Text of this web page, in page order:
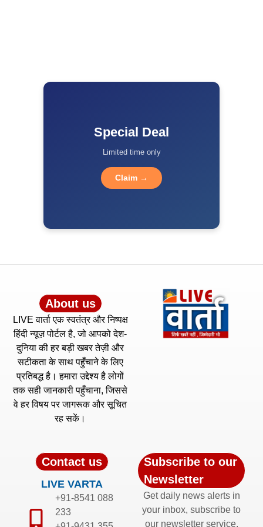
Special Deal
Limited time only
Claim →
About us
LIVE वार्ता एक स्वतंत्र और निष्पक्ष
हिंदी न्यूज़ पोर्टल है, जो आपको देश-
दुनिया की हर बड़ी खबर तेज़ी और
सटीकता के साथ पहुँचाने के लिए
प्रतिबद्ध है। हमारा उद्देश्य है लोगों
तक सही जानकारी पहुँचाना, जिससे
वे हर विषय पर जागरूक और सूचित
रह सकें।
Contact us
LIVE VARTA
+91-8541 088
233
Subscribe to our
Newsletter
Get daily news alerts in
your inbox, subscribe to
our newsletter service.